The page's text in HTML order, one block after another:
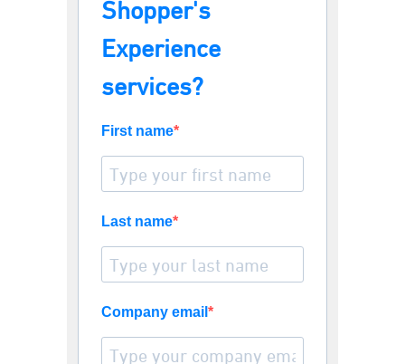
Shopper's
Experience
services?
First name
Last name
Company email